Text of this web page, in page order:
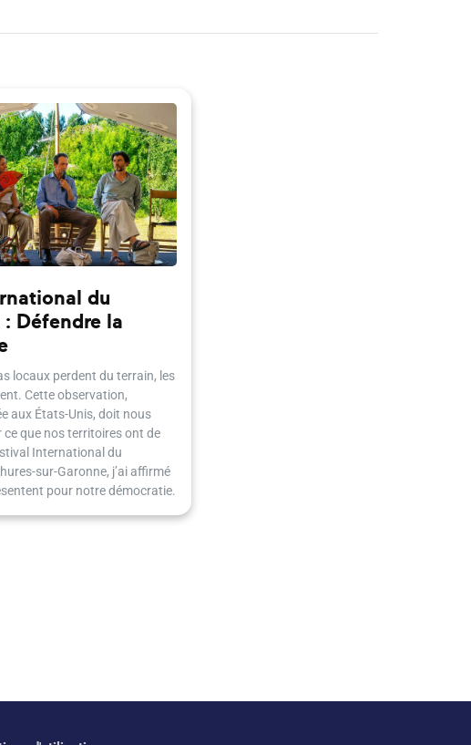
du
Défendre la
locaux perdent du terrain, les
Cette observation,
aux États-Unis, doit nous
ce que nos territoires ont de
International du
sur-Garonne, j’ai affirmé
pour notre démocratie.